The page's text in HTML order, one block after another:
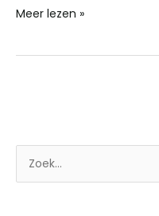
een
Meer lezen »